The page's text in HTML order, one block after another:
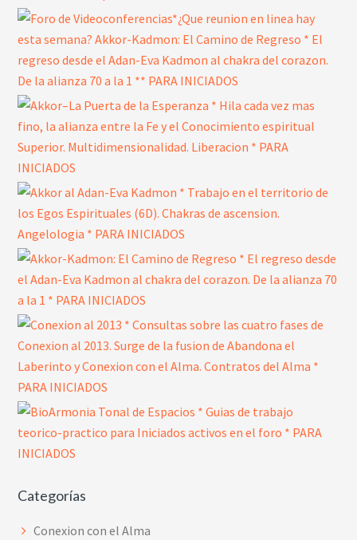
Categorías
Conexion con el Alma